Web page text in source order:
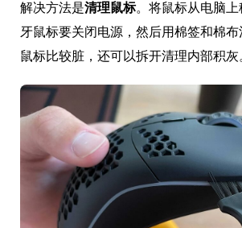
解决方法是清理鼠标。将鼠标从电脑
牙鼠标要关闭电源，然后用棉签和棉
鼠标比较脏，还可以拆开清理内部积灰